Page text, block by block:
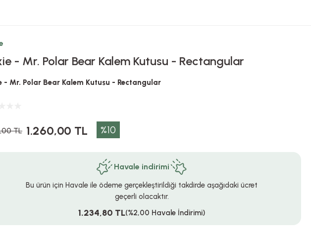
- Mr. Polar Bear Kalem Kutusu - Rectangular
- Mr. Polar Bear Kalem Kutusu - Rectangular
TL 1.260,00 TL %10
Havale indirimi
Bu ürün için Havale ile ödeme gerçekleştirildiği takdirde aşağıdaki ücret
geçerli olacaktır.
1.234,80 TL(%2,00 Havale İndirimi)